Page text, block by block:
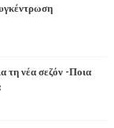
τη νέα σεζόν -Ποια